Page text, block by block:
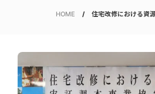
HOME 住宅改修における資